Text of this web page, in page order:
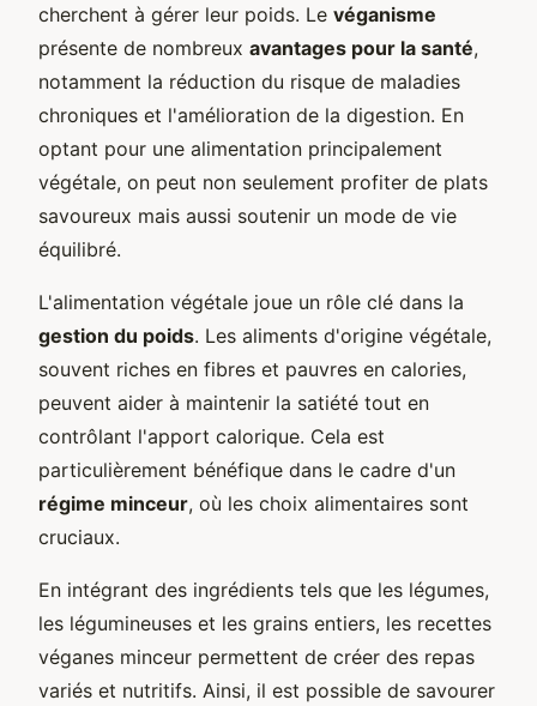
cherchent à gérer leur poids. Le véganisme
présente de nombreux avantages pour la santé,
notamment la réduction du risque de maladies
chroniques et l'amélioration de la digestion. En
optant pour une alimentation principalement
végétale, on peut non seulement profiter de plats
savoureux mais aussi soutenir un mode de vie
équilibré.
L'alimentation végétale joue un rôle clé dans la
gestion du poids. Les aliments d'origine végétale,
souvent riches en fibres et pauvres en calories,
peuvent aider à maintenir la satiété tout en
contrôlant l'apport calorique. Cela est
particulièrement bénéfique dans le cadre d'un
régime minceur, où les choix alimentaires sont
cruciaux.
En intégrant des ingrédients tels que les légumes,
les légumineuses et les grains entiers, les recettes
véganes minceur permettent de créer des repas
variés et nutritifs. Ainsi, il est possible de savourer